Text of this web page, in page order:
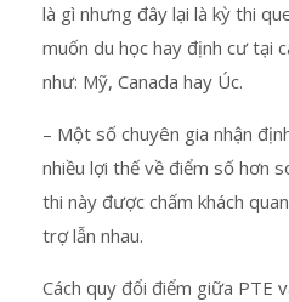
là gì nhưng đây lại là kỳ thi
muốn du học hay định cư tại
như: Mỹ, Canada hay Úc.
– Một số chuyên gia nhận
nhiều lợi thế về điểm số hơn
thi này được chấm khách
trợ lẫn nhau.
Cách quy đổi điểm giữa PTE